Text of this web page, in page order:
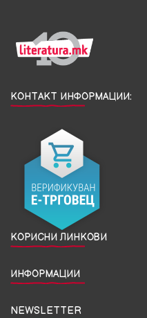
КОНТАКТ ИНФОРМАЦИИ:
КОРИСНИ ЛИНКОВИ
ИНФОРМАЦИИ
NEWSLETTER